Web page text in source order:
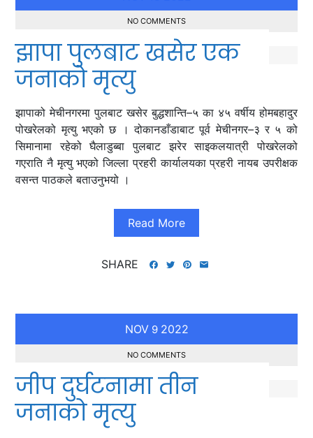
NO COMMENTS
झापा पुलबाट खसेर एक
जनाको मृत्यु
झापाको मेचीनगरमा पुलबाट खसेर बुद्धशान्ति–५ का ४५ वर्षीय होमबहादुर
पोखरेलको मृत्यु भएको छ । दोकानडाँडाबाट पूर्व मेचीनगर–३ र ५ को
सिमानामा रहेको घैलाडुब्बा पुलबाट झरेर साइकलयात्री पोखरेलको
गएराति नै मृत्यु भएको जिल्ला प्रहरी कार्यालयका प्रहरी नायब उपरीक्षक
वसन्त पाठकले बताउनुभयो ।
Read More
SHARE
NOV 9 2022
NO COMMENTS
जीप दुर्घटनामा तीन
जनाको मृत्यु